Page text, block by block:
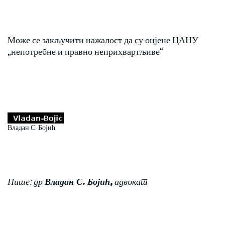
Може се закључити нажалост да су оцјене ЦАНУ
„непотребне и правно неприхвартљиве“
Владан С. Бојић
Пише: др Владан С. Бојић,адвокат